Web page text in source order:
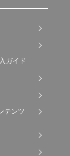
ガイド
テンツ